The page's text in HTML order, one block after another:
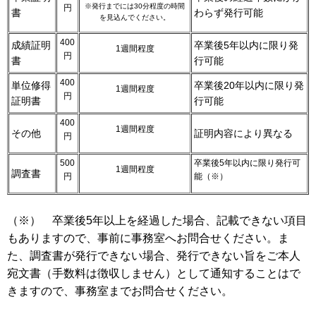
書
円
※発行までには30分程度の時間
を見込んでください。
わらず発行可能
成績証明
書
400
円
1週間程度
卒業後5年以内に限り発
行可能
単位修得
証明書
400
円
1週間程度
卒業後20年以内に限り発
行可能
その他
400
円
1週間程度 証明内容により異なる
調査書
500
円
1週間程度
卒業後5年以内に限り発行可
能（※）
（※） 卒業後5年以上を経過した場合、記載できない項目
もありますので、事前に事務室へお問合せください。ま
た、調査書が発行できない場合、発行できない旨をご本人
宛文書（手数料は徴収しません）として通知することはで
きますので、事務室までお問合せください。